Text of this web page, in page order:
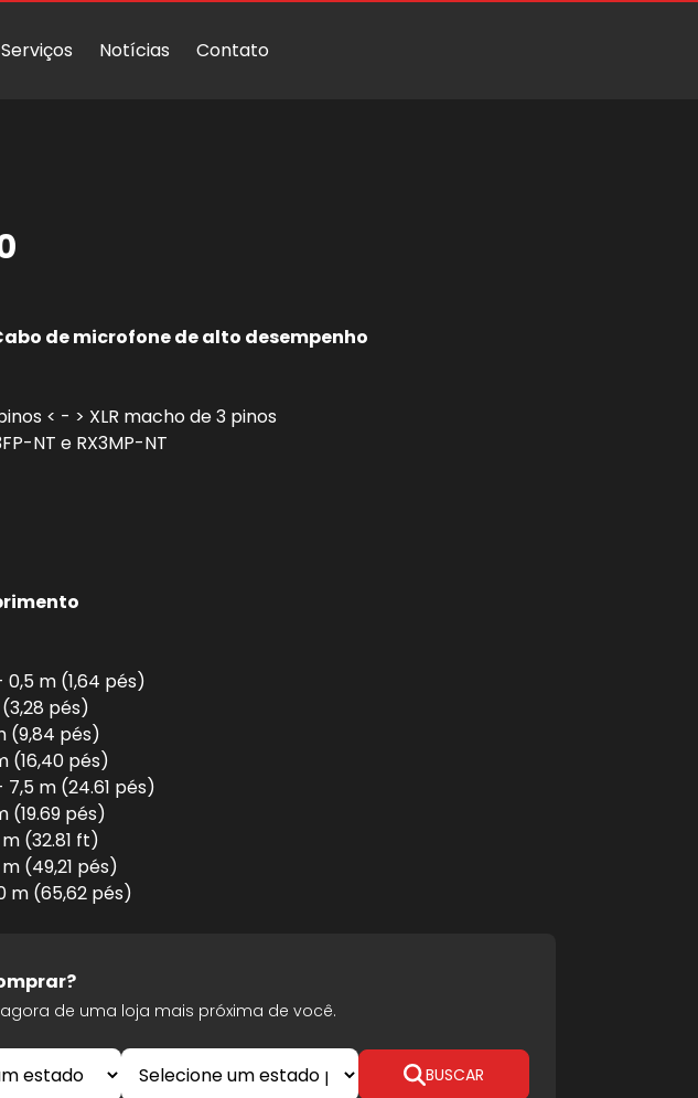
Serviços Notícias Contato
de microfone de alto desempenho
< - > XLR macho de 3 pinos
NT e RX3MP-NT
0,5 m (1,64 pés)
(3,28 pés)
(9,84 pés)
(16,40 pés)
7,5 m (24.61 pés)
(19.69 pés)
m (32.81 ft)
m (49,21 pés)
m (65,62 pés)
de uma loja mais próxima de você.
BUSCAR